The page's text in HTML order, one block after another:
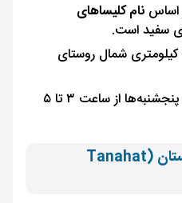
اساس نام کلیساهای
سفید است.
استان وایوتس دزور، ۷ کیلومتری شمال روستای
شنبه، یکشنبه و پنجشنبه‌ها از ساعت ۳ تا ۵
12- کلیسای تاناهات ارمنستان (Tanahat